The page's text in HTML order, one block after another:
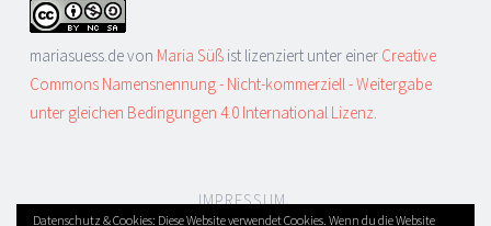
mariasuess.devon Maria Süß ist lizenziert unter einer Creative
Commons Namensnennung - Nicht-kommerziell - Weitergabe
unter gleichen Bedingungen 4.0 International Lizenz
IMPRESSUM
Datenschutz & Cookies: Diese Website verwendet Cookies. Wenn du die Website